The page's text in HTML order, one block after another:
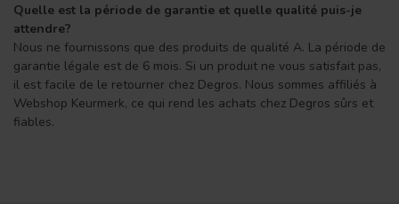
Quelle est la période de garantie et quelle qualité puis-je
attendre?
Nous ne fournissons que des produits de qualité A. La période de
garantie légale est de 6 mois. Si un produit ne vous satisfait pas,
il est facile de le retourner chez Degros. Nous sommes affiliés à
Webshop Keurmerk, ce qui rend les achats chez Degros sûrs et
fiables.